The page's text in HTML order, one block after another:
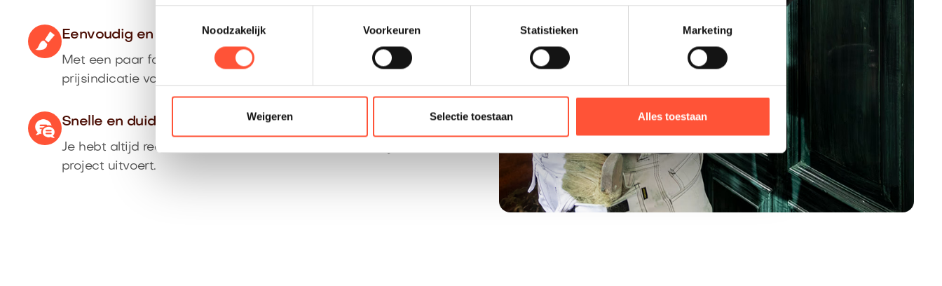
Noodzakelijk
Voorkeuren Statistieken Marketing
Weigeren Selectie toestaan Alles toestaan
Eenvoudig en nauwkeurig
Met een paar foto’s ontvang je direct een betrouwbare
prijsindicatie voor jouw klus.
Snelle en duidelijke communicatie
Je hebt altijd rechtstreeks contact met de schilder die jouw
project uitvoert.